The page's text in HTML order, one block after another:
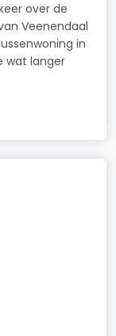
over de
Veenendaal
in
wat langer